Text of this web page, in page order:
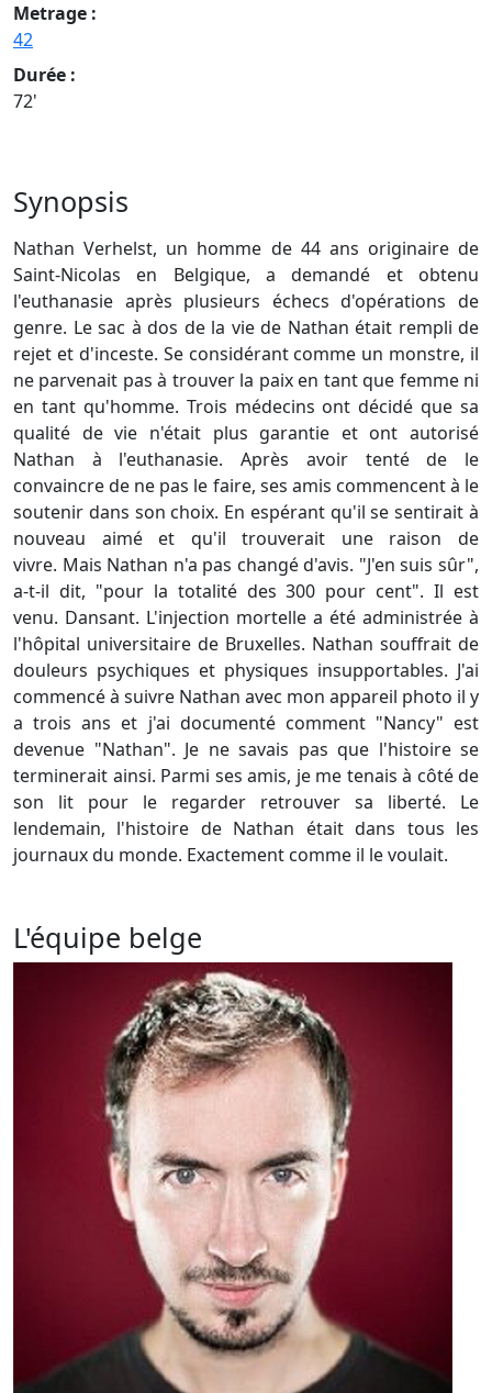
Metrage :
42
Durée :
72'
Synopsis
Nathan Verhelst, un homme de 44 ans originaire de
Saint-Nicolas en Belgique, a demandé et obtenu
l'euthanasie après plusieurs échecs d'opérations de
genre. Le sac à dos de la vie de Nathan était rempli de
rejet et d'inceste. Se considérant comme un monstre, il
ne parvenait pas à trouver la paix en tant que femme ni
en tant qu'homme. Trois médecins ont décidé que sa
qualité de vie n'était plus garantie et ont autorisé
Nathan à l'euthanasie.Après avoir tenté de le
convaincre de ne pas le faire, ses amis commencent à le
soutenir dans son choix. En espérant qu'il se sentirait à
nouveau aimé et qu'il trouverait une raison de
vivre. Mais Nathan n'a pas changé d'avis. "J'en suis sûr",
a-t-il dit, "pour la totalité des 300 pour cent".Il est
venu. Dansant. L'injection mortelle a été administrée à
l'hôpital universitaire de Bruxelles. Nathan souffrait de
douleurs psychiques et physiques insupportables. J'ai
commencé à suivre Nathan avec mon appareil photo il y
a trois ans et j'ai documenté comment "Nancy" est
devenue "Nathan". Je ne savais pas que l'histoire se
terminerait ainsi. Parmi ses amis, je me tenais à côté de
son lit pour le regarder retrouver sa liberté. Le
lendemain, l'histoire de Nathan était dans tous les
journaux du monde. Exactement comme il le voulait.
L'équipe belge